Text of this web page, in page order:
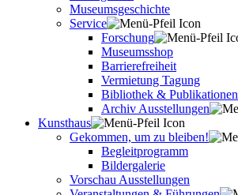
Museumsgeschichte
Service
Forschung
Museumsshop
Barrierefreiheit
Vermietung Tagung
Bibliothek & Publikationen
Archiv Ausstellungen
Kunsthaus
Gekommen, um zu bleiben!
Begleitprogramm
Bildergalerie
Vorschau Ausstellungen